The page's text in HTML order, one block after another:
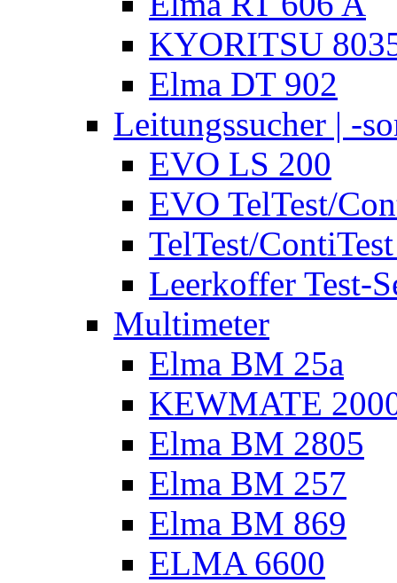
KYORITSU
Elma DT 902
Leitungssucher | -
EVO LS 200
EVO TelTest/
TelTest/
Leerkoffer Test-
Multimeter
Elma BM 25a
KEWMATE
Elma BM 2805
Elma BM 257
Elma BM 869
ELMA 6600